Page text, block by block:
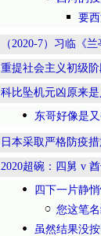
要
（2020-7）习临《
重提社会主义初级
科比坠机元凶原来
东哥好像是
日本采取严格防疫
2020超碗：四舅 v
四下一片静
您这笔
虽然结果没